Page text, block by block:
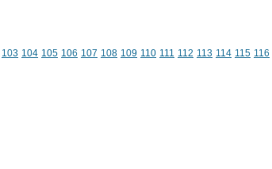
103 104 105 106 107 108 109 110 111 112 113 114 115 116